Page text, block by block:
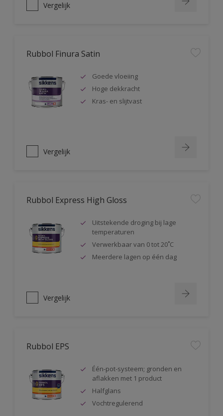
Vergelijk
Rubbol Finura Satin
Goede vloeiing
Hoge dekkracht
Kras- en slijtvast
Vergelijk
Rubbol Express High Gloss
Uitstekende droging bij lage
temperaturen
Verwerkbaar van 0 tot 20˚C
Meerdere lagen op één dag
Vergelijk
Rubbol EPS
Één-pot-systeem; gronden en
aflakken met 1 product
Halfglans
Vochtregulerend